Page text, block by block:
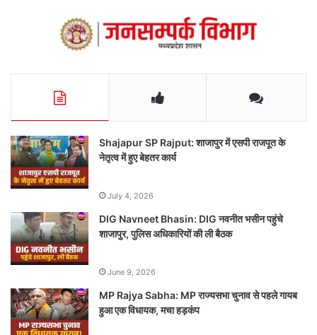
Shajapur SP Rajput: शाजापुर में एसपी राजपूत के
नेतृत्व में हुए बेहतर कार्य
July 4, 2026
DIG Navneet Bhasin: DIG नवनीत भसीन पहुंचे
शाजापुर, पुलिस अधिकारियों की ली बैठक
June 9, 2026
MP Rajya Sabha: MP राज्यसभा चुनाव से पहले गायब
हुआ एक विधायक, मचा हड़कंप